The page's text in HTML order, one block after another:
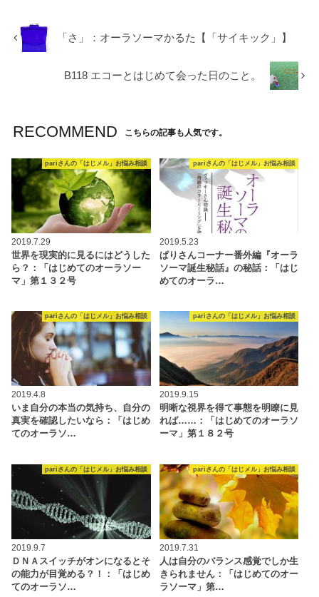
「さ」：オーラソーマかるた【「サイキック」】
B118 エコーとはじめて会った日のこと。
RECOMMEND こちらの記事も人気です。
pariさんの「はじメル」お悩み相談
2019.7.29
世界を現実的に見るにはどうした
ら？：「はじめてのオーラソー
マ」第１３２号
pariさんの「はじメル」お悩み相談
2019.5.23
ぱりさんコーナー番外編『オーラ
ソーマ誕生秘話』の秘話：「はじ
めてのオーラ…
pariさんの「はじメル」お悩み相談
2019.4.8
いま自分の本当の気持ち、自分の
真実を確認したいなら：「はじめ
てのオーラソ…
pariさんの「はじメル」お悩み相談
2019.9.15
明晰な視界を得て事態を明瞭に見
れば……：「はじめてのオーラソ
ーマ」第１８２号
pariさんの「はじメル」お悩み相談
2019.9.7
ＤＮＡスイッチがオンになるとそ
の能力が目覚める？！：「はじめ
てのオーラソ…
pariさんの「はじメル」お悩み相談
2019.7.31
人は自分のバランス感覚でしか生
きられません：「はじめてのオー
ラソーマ」第…